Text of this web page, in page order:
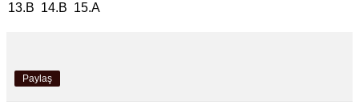
13.B 14.B 15.A
Paylaş